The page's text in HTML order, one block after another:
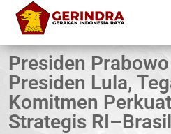
Presiden
Presiden Lula,
Komitmen
Strategis RI–Brasil